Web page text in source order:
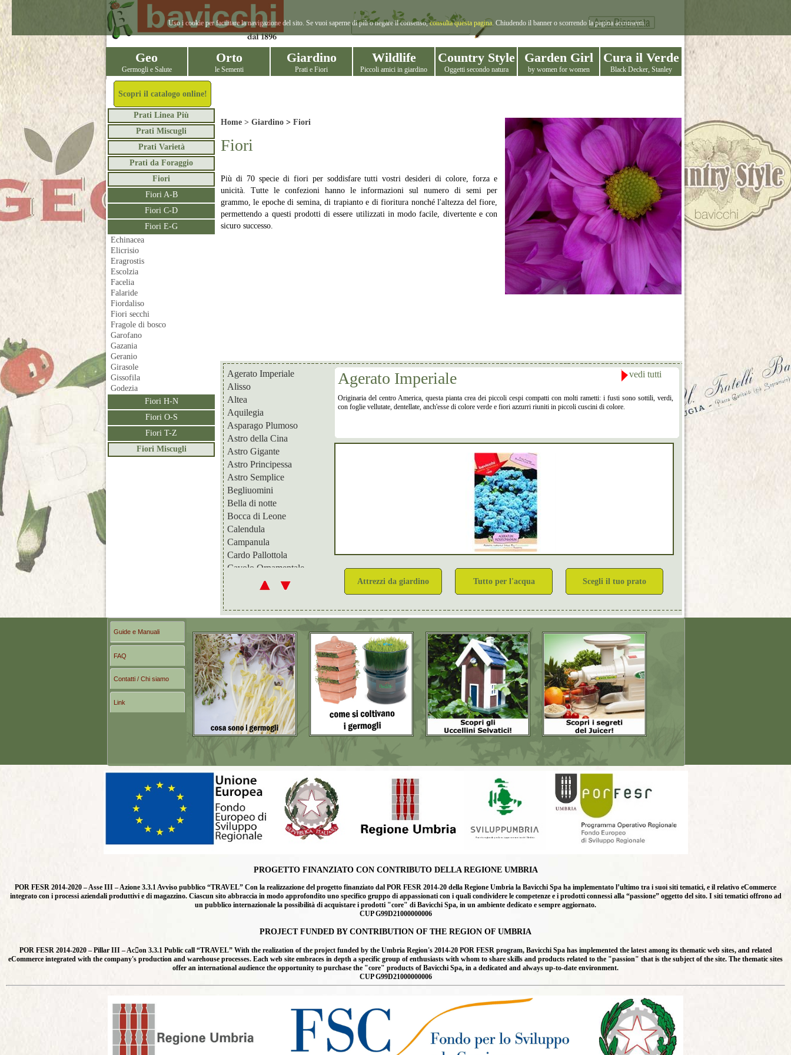
Geo
Germogli e Salute
Orto
le Sementi
Giardino
Prati e Fiori
Wildlife
Piccoli amici in giardino
Country Style
Oggetti secondo natura
Garden Girl
by women for women
Cura il Verde
Black Decker, Stanley
Scopri il catalogo online!
Prati Linea Più
Prati Miscugli
Prati Varietà
Prati da Foraggio
Fiori
Fiori A-B
Fiori C-D
Fiori E-G
Echinacea
Elicrisio
Eragrostis
Escolzia
Facelia
Falaride
Fiordaliso
Fiori secchi
Fragole di bosco
Garofano
Gazania
Geranio
Girasole
Gissofila
Godezia
Fiori H-N
Fiori O-S
Fiori T-Z
Fiori Miscugli
Home > Giardino > Fiori
Fiori
Più di 70 specie di fiori per soddisfare tutti vostri desideri di colore, forza e
unicità. Tutte le confezioni hanno le informazioni sul numero di semi per
grammo, le epoche di semina, di trapianto e di fioritura nonché l'altezza del fiore,
permettendo a questi prodotti di essere utilizzati in modo facile, divertente e con
sicuro successo.
Agerato Imperiale
Alisso
Altea
Aquilegia
Asparago Plumoso
Astro della Cina
Astro Gigante
Astro Principessa
Astro Semplice
Begliuomini
Bella di notte
Bocca di Leone
Calendula
Campanula
Cardo Pallottola
Cavolo Ornamentale
Coda di lepre
Coleus
Convolvolo
Cosmea
Crisantemo carinato
Diascia
Digitale
Echinacea
Elicrisio
Eragrostis
Escolzia
Falaride
Fiordaliso
Fiori secchi
Fragole di bosco
Garofano
Gazania
Girasole
Godezia
Iberis
Lavanda
Lunaria
Margherita perenne
Mesembriantemo
vedi tutti
Agerato Imperiale
Originaria del centro America, questa pianta crea dei piccoli cespi compatti con molti rametti: i fusti sono sottili, verdi,
con foglie vellutate, dentellate, anch'esse di colore verde e fiori azzurri riuniti in piccoli cuscini di colore.
Attrezzi da giardino Tutto per l'acqua Scegli il tuo prato
Guide e Manuali
FAQ
Contatti / Chi siamo
Link
PROGETTO FINANZIATO CON CONTRIBUTO DELLA REGIONE UMBRIA
POR FESR 2014-2020 – Asse III – Azione 3.3.1 Avviso pubblico “TRAVEL” Con la realizzazione del progetto finanziato dal POR FESR 2014-20 della Regione Umbria la Bavicchi Spa ha implementato l’ultimo tra i suoi siti tematici, e il relativo eCommerce
integrato con i processi aziendali produttivi e di magazzino. Ciascun sito abbraccia in modo approfondito uno specifico gruppo di appassionati con i quali condividere le competenze e i prodotti connessi alla “passione” oggetto del sito. I siti tematici offrono ad
un pubblico internazionale la possibilità di acquistare i prodotti "core" di Bavicchi Spa, in un ambiente dedicato e sempre aggiornato.
CUP G99D21000000006
PROJECT FUNDED BY CONTRIBUTION OF THE REGION OF UMBRIA
POR FESR 2014-2020 – Pillar III – Ac􀆟on 3.3.1 Public call “TRAVEL” With the realization of the project funded by the Umbria Region's 2014-20 POR FESR program, Bavicchi Spa has implemented the latest among its thematic web sites, and related
eCommerce integrated with the company's production and warehouse processes. Each web site embraces in depth a specific group of enthusiasts with whom to share skills and products related to the "passion" that is the subject of the site. The thematic sites
offer an international audience the opportunity to purchase the "core" products of Bavicchi Spa, in a dedicated and always up-to-date environment.
CUP G99D21000000006
Uso i cookie per facilitare la navigazione del sito. Se vuoi saperne di più o negare il consenso,consulta questa pagina. Chiudendo il banner o scorrendo la pagina acconsenti.